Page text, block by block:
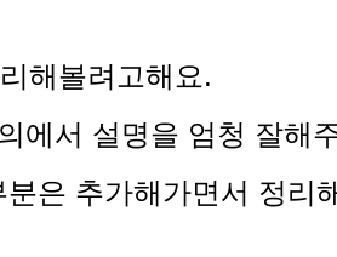
해볼려고해요.
에서 설명을 엄청 잘해
은 추가해가면서 정리